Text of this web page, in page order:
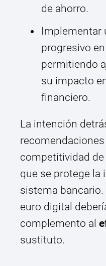
de ahorro.
Implementar
progresivo
permitiendo
su impacto
financiero.
La intención
competitividad
que se protege la
sistema bancario.
euro digital
complemento al
sustituto.